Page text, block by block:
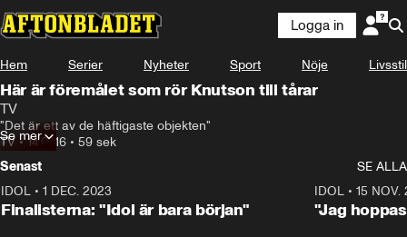
Logga in
Hem Serier Nyheter Sport Nöje Livsstil
Här är föremålet som rör Knutson till tårar
TV
"Det är ett av de häftigaste objekten"
TV •14.07.16 • 59 sek
Se mer
Senast
SE ALLA
IDOL • 1 DEC. 2023
Finalisterna: "Idol är bara början"
IDOL• 15 NOV.
"Jag